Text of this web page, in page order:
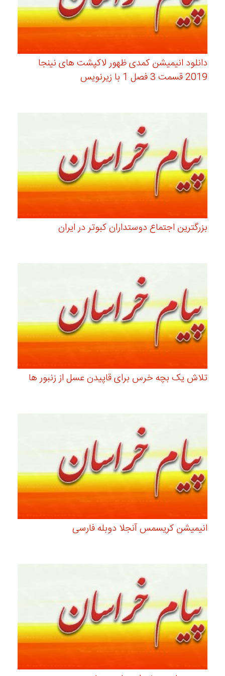
دانلود انیمیشن کمدی ظهور لاکپشت های نینجا
2019 قسمت 3 فصل 1 با زیرنویس
بزرگترین اجتماع دوستداران کبوتر در ایران
تلاش یک بچه خرس برای قاپیدن عسل از زنبور ها
انیمیشن کریسمس آنجلا دوبله فارسی